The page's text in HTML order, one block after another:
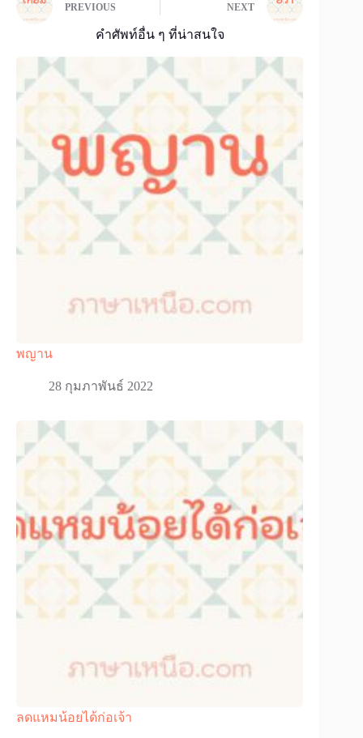
PREVIOUS NEXT
คำศัพท์อื่น ๆ ที่น่าสนใจ
พญาน
28 กุมภาพันธ์ 2022
ลดแหมน้อยได้ก่อเจ้า